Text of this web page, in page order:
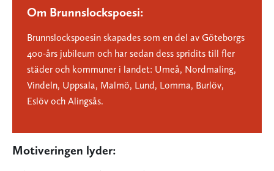
Om Brunnslockspoesi:
Brunnslockspoesin skapades som en del av Göteborgs
400-års jubileum och har sedan dess spridits till fler
städer och kommuner i landet: Umeå, Nordmaling,
Vindeln, Uppsala, Malmö, Lund, Lomma, Burlöv,
Eslöv och Alingsås.
Motiveringen lyder: